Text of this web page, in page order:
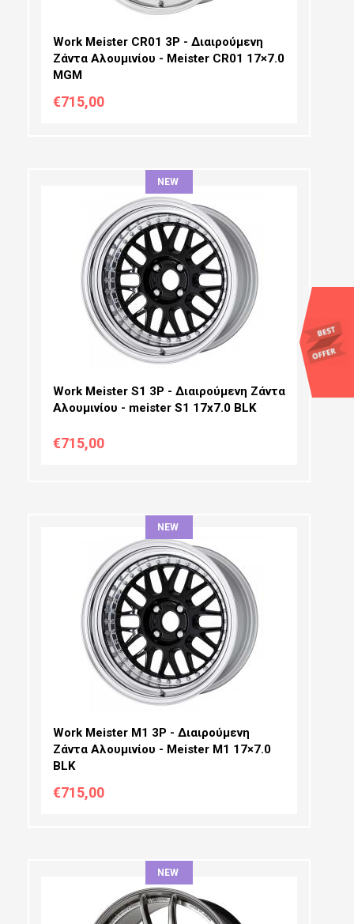
Work Meister CR01 3P - Διαιρούμενη
Ζάντα Αλουμινίου - Meister CR01 17×7.0
MGM
€715,00
Work Meister S1 3P - Διαιρούμενη Ζάντα
Αλουμινίου - meister S1 17x7.0 BLK
€715,00
ΔΙΆΜΕΤΡΟΣ:
ΠΛΆΤΟΣ:
PCD SELECTION:
OFFSET:
NEW
Work Meister M1 3P - Διαιρούμενη
Ζάντα Αλουμινίου - Meister M1 17×7.0
BLK
€715,00
ΔΙΆΜΕΤΡΟΣ:
ΠΛΆΤΟΣ:
PCD SELECTION:
OFFSET:
NEW
NEW